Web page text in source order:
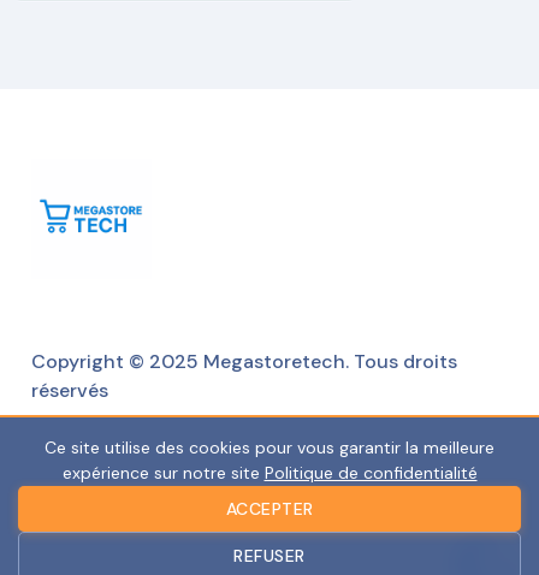
Copyright © 2025 Megastoretech. Tous droits
réservés
Ce site utilise des cookies pour vous garantir la meilleure
expérience sur notre site Politique de confidentialité
ACCEPTER
REFUSER